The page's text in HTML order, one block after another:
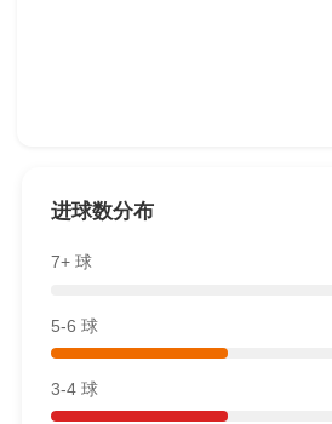
进球数分布
7+ 球
5-6 球
3-4 球